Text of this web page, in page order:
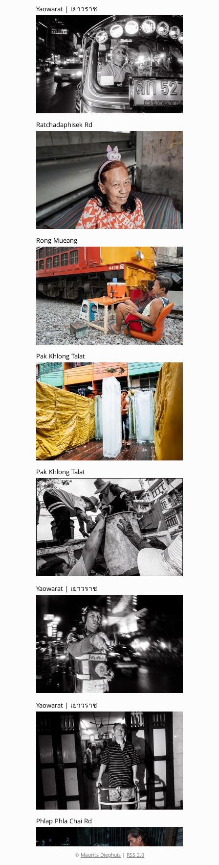
Yaowarat | เยาวราช
Ratchadaphisek Rd
Rong Mueang
Pak Khlong Talat
Pak Khlong Talat
Yaowarat | เยาวราช
Yaowarat | เยาวราช
Phlap Phla Chai Rd
© Maurits Diephuis | RSS 2.0